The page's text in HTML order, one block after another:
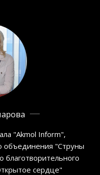
"Akmol Inform",
объединения "Струны
благотворительного
сердце"